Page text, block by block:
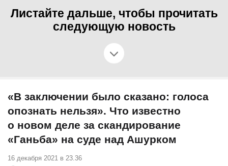
Листайте дальше, чтобы прочитать
следующую новость